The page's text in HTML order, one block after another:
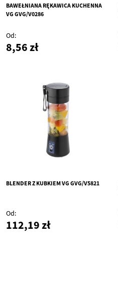
BAWEŁNIANA RĘKAWICA KUCHENNA
VG GVG/V0286
Od
8,56 zł
BLENDER Z KUBKIEM VG GVG/V5821
Od
112,19 zł